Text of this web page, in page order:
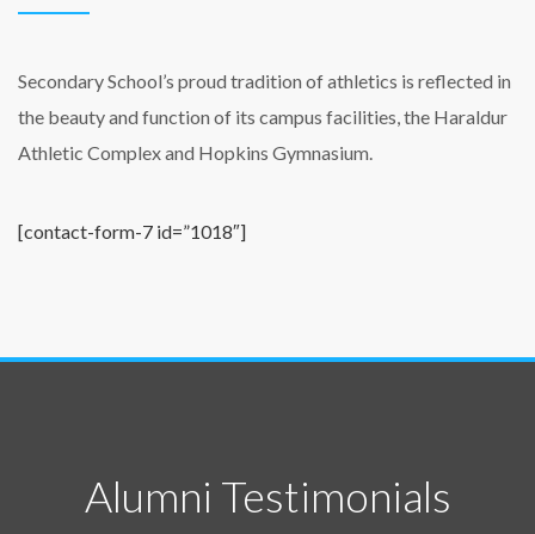
Secondary School’s proud tradition of athletics is reflected in
the beauty and function of its campus facilities, the Haraldur
Athletic Complex and Hopkins Gymnasium.
[contact-form-7 id=”1018″]
Alumni Testimonials